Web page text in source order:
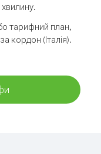
тарифний план,
кордон (Італія).